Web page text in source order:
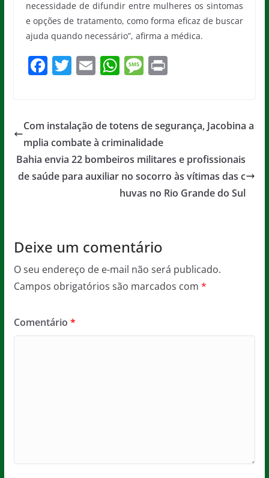
necessidade de difundir entre mulheres os sintomas
e opções de tratamento, como forma eficaz de buscar
ajuda quando necessário”, afirma a médica.
F
e
b
o
o
T
er
E
l
W
s
A
p
p
M
a
g
e
Pr
Com instalação de totens de segurança, Jacobina a
mplia combate à criminalidade
Bahia envia 22 bombeiros militares e profissionais
de saúde para auxiliar no socorro às vítimas das c
huvas no Rio Grande do Sul
Deixe um comentário
O seu endereço de e-mail não será publicado.
Campos obrigatórios são marcados com *
Comentário *